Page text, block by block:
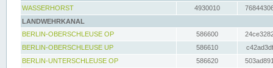
WASSERHORST
4930010
LANDWEHRKANAL
BERLIN-OBERSCHLEUSE OP
586600
BERLIN-OBERSCHLEUSE UP
586610
BERLIN-UNTERSCHLEUSE OP
586620